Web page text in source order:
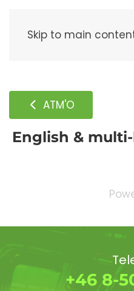
Skip to main
ATM'O
English &
+46 8-